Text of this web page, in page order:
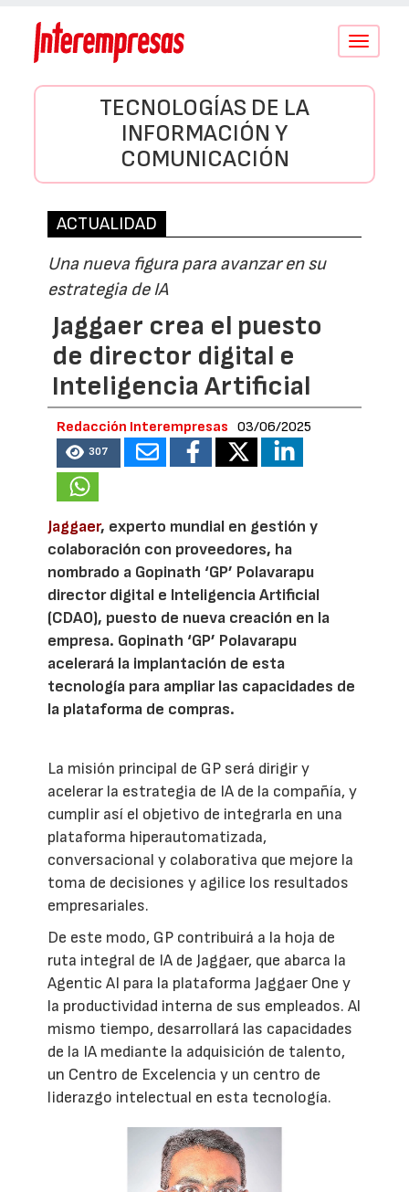
Conmutar
TECNOLOGÍAS DE LA
INFORMACIÓN Y
COMUNICACIÓN
ACTUALIDAD
Una nueva figura para avanzar en su
estrategia de IA
Jaggaer crea el puesto
de director digital e
Inteligencia Artificial
Redacción Interempresas 03/06/2025
307
Jaggaer, experto mundial en gestión y
colaboración con proveedores, ha
nombrado a Gopinath ‘GP’ Polavarapu
director digital e Inteligencia Artificial
(CDAO), puesto de nueva creación en la
empresa. Gopinath ‘GP’ Polavarapu
acelerará la implantación de esta
tecnología para ampliar las capacidades de
la plataforma de compras.
La misión principal de GP será dirigir y
acelerar la estrategia de IA de la compañía, y
cumplir así el objetivo de integrarla en una
plataforma hiperautomatizada,
conversacional y colaborativa que mejore la
toma de decisiones y agilice los resultados
empresariales.
De este modo, GP contribuirá a la hoja de
ruta integral de IA de Jaggaer, que abarca la
Agentic AI para la plataforma Jaggaer One y
la productividad interna de sus empleados. Al
mismo tiempo, desarrollará las capacidades
de la IA mediante la adquisición de talento,
un Centro de Excelencia y un centro de
liderazgo intelectual en esta tecnología.